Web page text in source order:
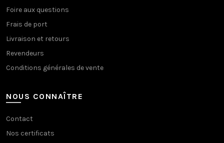
Foire aux questions
Frais de port
Livraison et retours
Revendeurs
Conditions générales de vente
NOUS CONNAÎTRE
Contact
Nos certificats